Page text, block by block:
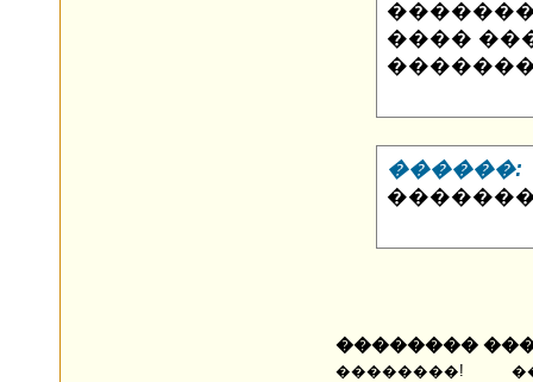
����
������:
��������
��������!